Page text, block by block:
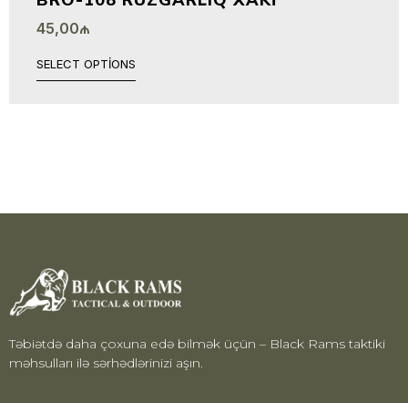
45,00₼
SELECT OPTIONS
Təbiətdə daha çoxuna edə bilmək üçün – Black Rams taktiki
məhsulları ilə sərhədlərinizi aşın.